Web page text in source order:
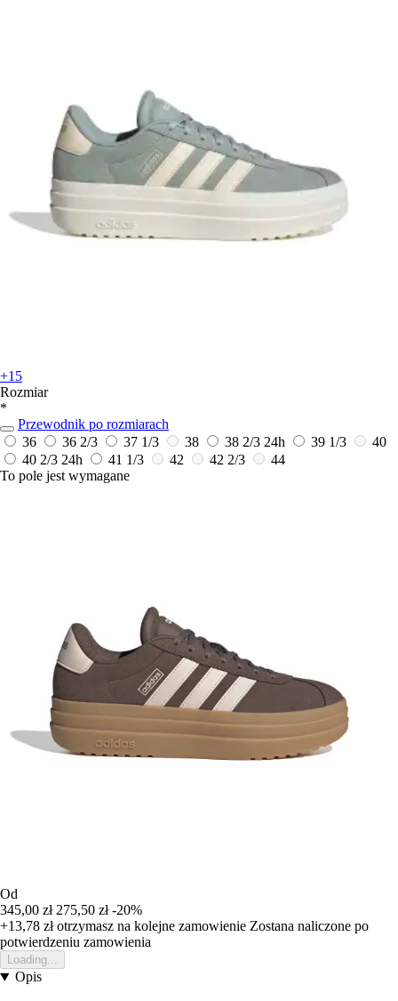
+15
Rozmiar
*
Przewodnik po rozmiarach
36
36 2/3 37 1/3 38 38 2/3 24h 39 1/3
40
40 2/3 24h 41 1/3 42 42 2/3
44
To pole jest wymagane
Od
345,00 zł 275,50 zł -20%
+13,78 złotrzymasz na kolejne zamowienie Zostana naliczone po
potwierdzeniu zamowienia
Loading...
Opis